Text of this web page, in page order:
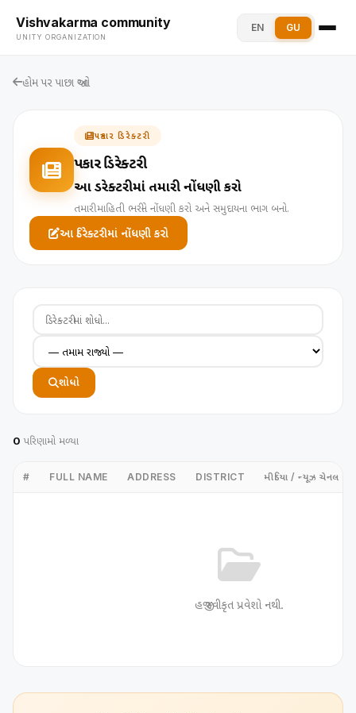
Vishvakarma community
UNITY ORGANIZATION
EN GU
હોમ પર પાછા જાઓ
પત્રકાર ડિરેક્ટરી
પત્રકાર ડિરેક્ટરી
આ ડિરેક્ટરીમાં તમારી નોંધણી કરો
તમારી માહિતી ભરીને નોંધણી કરો અને સમુદાયના ભાગ બનો.
આ ડિરેક્ટરીમાં નોંધણી કરો
શોધો
0 પરિણામો મળ્યા
# FULL NAME ADDRESS DISTRICT મીડિયા / ન્યૂઝ ચેનલ
હજી સ્વીકૃત પ્રવેશો નથી.